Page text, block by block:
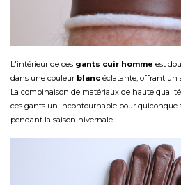
L'intérieur de ces gants cuir homme est
dans une couleur blanc éclatante, offrant un
La combinaison de matériaux de haute
ces gants un incontournable pour quiconque
pendant la saison hivernale.